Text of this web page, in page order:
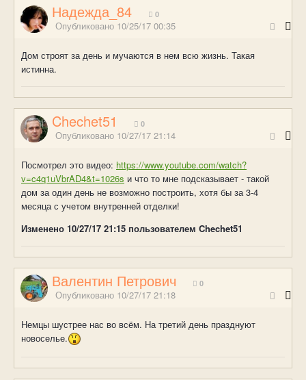
Надежда_84 0
Опубликовано 10/25/17 00:35
Дом строят за день и мучаются в нем всю жизнь. Такая
истинна.
Chechet51 0
Опубликовано 10/27/17 21:14
Посмотрел это видео: https://www.youtube.com/watch?
v=c4q1uVbrAD4&t=1026s и что то мне подсказывает - такой
дом за один день не возможно построить, хотя бы за 3-4
месяца с учетом внутренней отделки!
Изменено 10/27/17 21:15 пользователем Chechet51
Валентин Петрович 0
Опубликовано 10/27/17 21:18
Немцы шустрее нас во всём. На третий день празднуют
новоселье.